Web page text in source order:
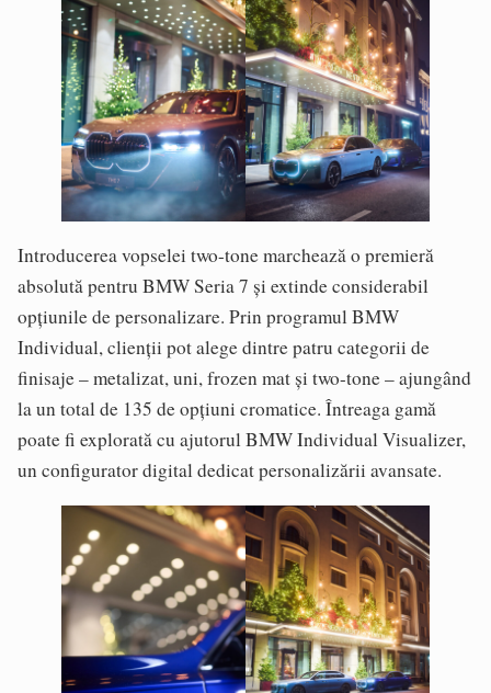
Introducerea vopselei two-tone marchează o premieră
absolută pentru BMW Seria 7 și extinde considerabil
opțiunile de personalizare. Prin programul BMW
Individual, clienții pot alege dintre patru categorii de
finisaje – metalizat, uni, frozen mat și two-tone – ajungând
la un total de 135 de opțiuni cromatice. Întreaga gamă
poate fi explorată cu ajutorul BMW Individual Visualizer,
un configurator digital dedicat personalizării avansate.